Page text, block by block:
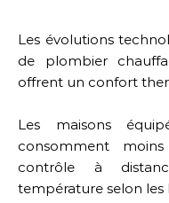
Les évolutions
de plombier
offrent un confort
Les maisons
consomment
contrôle à
température selon les